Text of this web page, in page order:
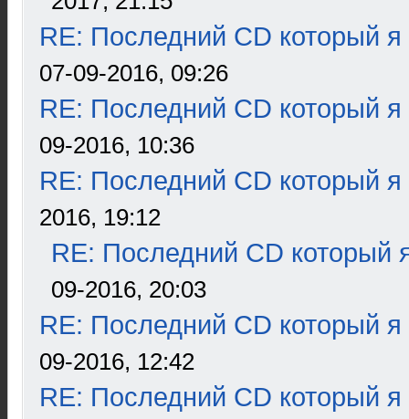
RE: Последний CD который я
07-09-2016, 09:26
RE: Последний CD который я
09-2016, 10:36
RE: Последний CD который я
2016, 19:12
RE: Последний CD который
09-2016, 20:03
RE: Последний CD который я
09-2016, 12:42
RE: Последний CD который я